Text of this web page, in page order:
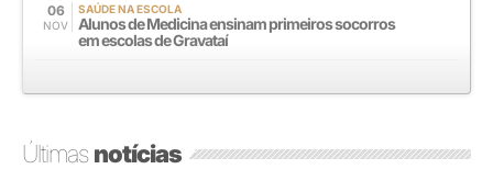
06
NOV
SAÚDE NA ESCOLA
Alunos de Medicina ensinam primeiros socorros
em escolas de Gravataí
Últimasnotícias